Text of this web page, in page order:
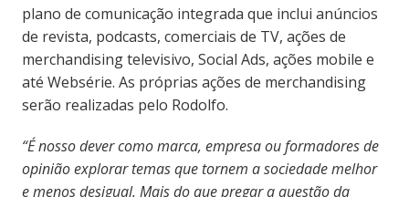
plano de comunicação integrada que inclui anúncios
de revista, podcasts, comerciais de TV, ações de
merchandising televisivo, Social Ads, ações mobile e
até Websérie. As próprias ações de merchandising
serão realizadas pelo Rodolfo.
“É nosso dever como marca, empresa ou formadores de
opinião explorar temas que tornem a sociedade melhor
e menos desigual. Mais do que pregar a questão da